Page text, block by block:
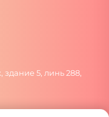
5, линь 288,